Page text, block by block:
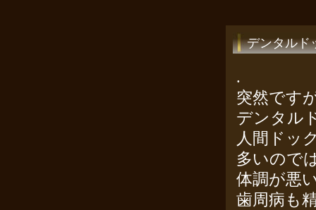
デンタルド
.
突然です
デンタル
人間ドッ
多いので
体調が悪
歯周病も